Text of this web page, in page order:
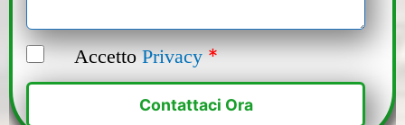
AccettoPrivacy*